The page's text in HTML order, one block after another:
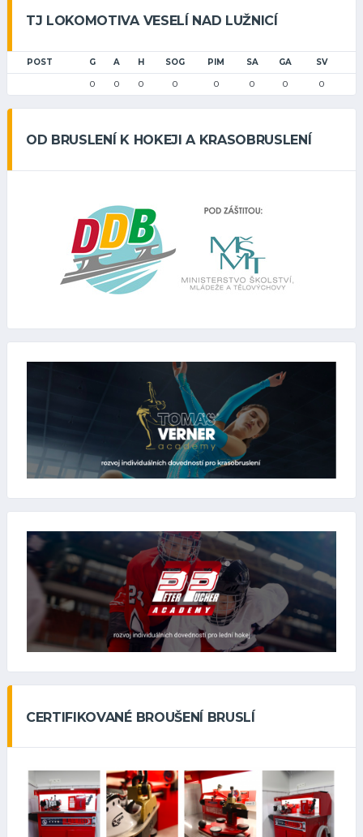
TJ LOKOMOTIVA VESELÍ NAD LUŽNICÍ
POST G A H SOG PIM SA GA SV
0 0 0 0 0 0 0 0
OD BRUSLENÍ K HOKEJI A KRASOBRUSLENÍ
CERTIFIKOVANÉ BROUŠENÍ BRUSLÍ